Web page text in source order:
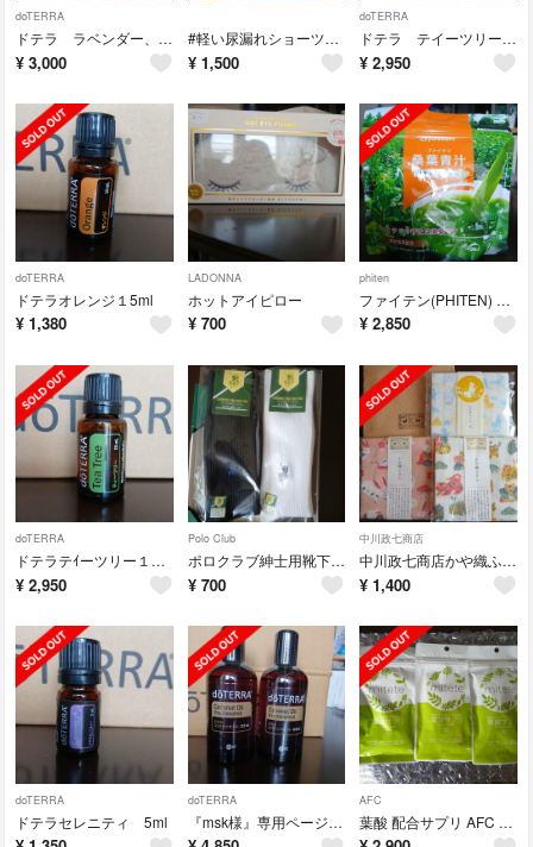
doTERRA
ドテラ ラベンダー、オンガード１５ml 2本セット！！期限切れ商品！！
¥ 3,000
#軽い尿漏れショーツ2０cc Mサイズ2枚セット！
¥ 1,500
doTERRA
ドテラ テイーツリー１5ml
¥ 2,950
doTERRA
ドテラオレンジ１5ml
¥ 1,380
LADONNA
ホットアイピロー
¥ 700
phiten
ファイテン(PHITEN) 飲料 桑葉青汁 玄米プラス EG586000(1袋)
¥ 2,850
doTERRA
ドテラテｲーツリー１5ml！！
¥ 2,950
Polo Club
ポロクラブ紳士用靴下 ２足セット！！
¥ 700
中川政七商店
中川政七商店かや織ふきん３枚セット！！
¥ 1,400
doTERRA
ドテラセレニティ 5ml
doTERRA
『msk様』専用ページ！！ ドテラココナッツオイル１１5ml 2本セット！！
AFC
葉酸 配合サプリ AFC mitete 葉酸サプリ 120粒 袋タイプ 3袋